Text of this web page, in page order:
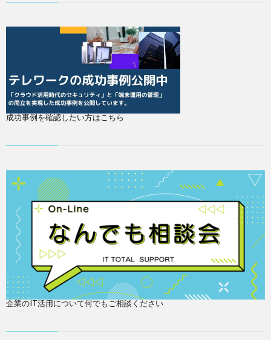
成功事例を確認したい方はこちら
企業のIT活用について何でもご相談ください